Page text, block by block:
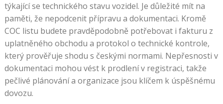
týkající se technického stavu vozidel. Je důležité mít na
paměti, že nepodcenit přípravu a dokumentaci. Kromě
COC listu budete pravděpodobně potřebovat i fakturu z
uplatněného obchodu a protokol o technické kontrole,
který prověřuje shodu s českými normami. Nepřesnosti v
dokumentaci mohou vést k prodlení v registraci, takže
pečlivé plánování a organizace jsou klíčem k úspěšnému
dovozu.